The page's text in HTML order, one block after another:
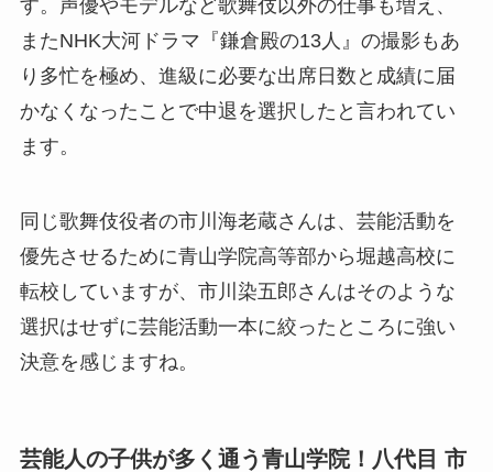
す。声優やモデルなど歌舞伎以外の仕事も増え、
またNHK大河ドラマ『鎌倉殿の13人』の撮影もあ
り多忙を極め、進級に必要な出席日数と成績に届
かなくなったことで中退を選択したと言われてい
ます。
同じ歌舞伎役者の市川海老蔵さんは、芸能活動を
優先させるために青山学院高等部から堀越高校に
転校していますが、市川染五郎さんはそのような
選択はせずに芸能活動一本に絞ったところに強い
決意を感じますね。
芸能人の子供が多く通う青山学院！八代目 市